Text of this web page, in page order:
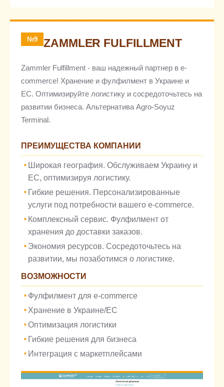
№9 ZAMMLER FULFILLMENT
Zammler Fulfillment - ваш надежный партнер в e-
commerce! Хранение и фулфилмент в Украине и
ЕС. Оптимизируйте логистику и сосредоточьтесь на
развитии бизнеса. Альтернатива Agro-Soyuz
Terminal.
ПРЕИМУЩЕСТВА КОМПАНИИ
Широкая география. Обслуживаем Украину и
ЕС, оптимизируя логистику.
Гибкие решения. Персонализированные
услуги под потребности вашего e-commerce.
Комплексный сервис. Фулфилмент от
хранения до доставки заказов.
Экономия ресурсов. Сосредоточьтесь на
развитии, мы позаботимся о логистике.
ВОЗМОЖНОСТИ
Фулфилмент для e-commerce
Хранение в Украине/ЕС
Оптимизация логистики
Гибкие решения для бизнеса
Интеграция с маркетплейсами